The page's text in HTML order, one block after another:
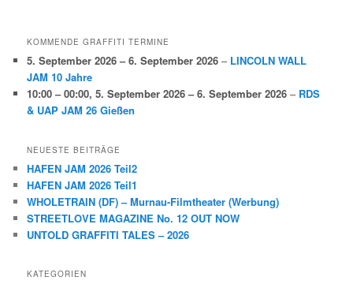
KOMMENDE GRAFFITI TERMINE
5. September 2026 – 6. September 2026 – LINCOLN WALL
JAM 10 Jahre
10:00 – 00:00,5. September 2026 – 6. September 2026 – RDS
& UAP JAM 26 Gießen
NEUESTE BEITRÄGE
HAFEN JAM 2026 Teil2
HAFEN JAM 2026 Teil1
WHOLETRAIN (DF) – Murnau-Filmtheater (Werbung)
STREETLOVE MAGAZINE No. 12 OUT NOW
UNTOLD GRAFFITI TALES – 2026
KATEGORIEN